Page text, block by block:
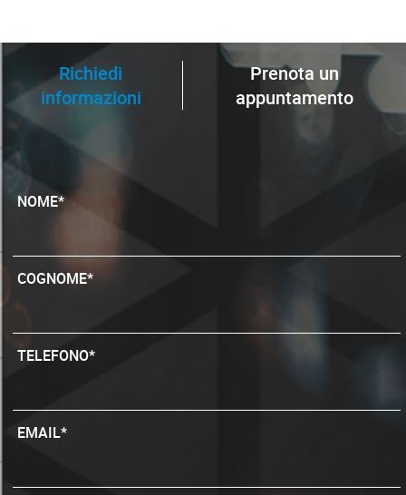
Richiedi
informazioni
Prenota un
appuntamento
NOME*
COGNOME*
TELEFONO*
EMAIL*